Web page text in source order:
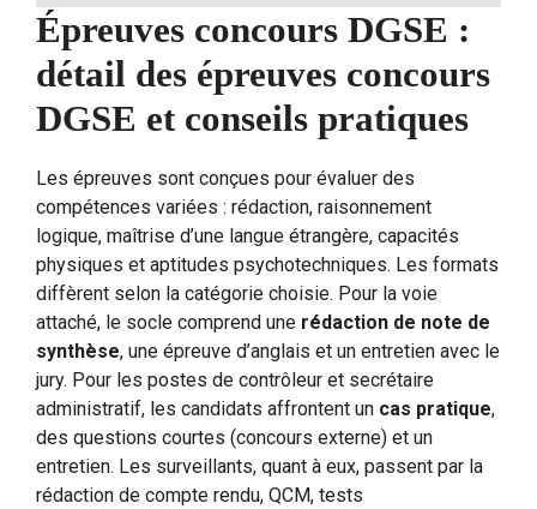
Épreuves concours DGSE :
détail des épreuves concours
DGSE et conseils pratiques
Les épreuves sont conçues pour évaluer des
compétences variées : rédaction, raisonnement
logique, maîtrise d’une langue étrangère, capacités
physiques et aptitudes psychotechniques. Les formats
diffèrent selon la catégorie choisie. Pour la voie
attaché, le socle comprend une rédaction de note de
synthèse, une épreuve d’anglais et un entretien avec le
jury. Pour les postes de contrôleur et secrétaire
administratif, les candidats affrontent un cas pratique,
des questions courtes (concours externe) et un
entretien. Les surveillants, quant à eux, passent par la
rédaction de compte rendu, QCM, tests